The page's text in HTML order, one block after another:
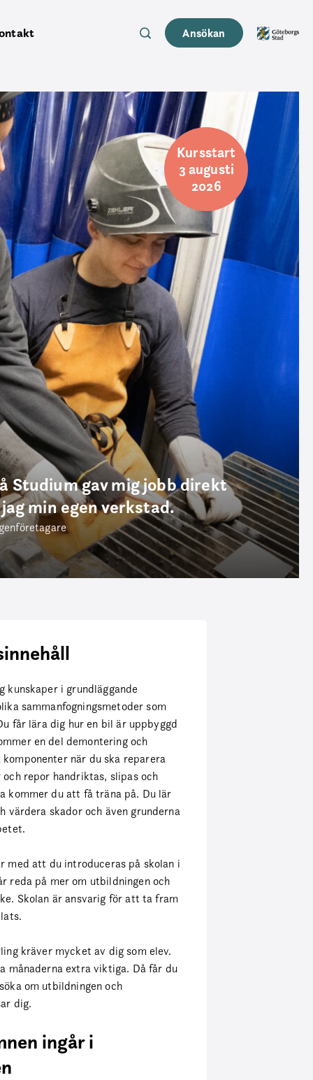
Ansökan
Kursstart
3 augusti
2026
Studium gav mig jobb direkt
min egen verkstad.
kunskaper i grundläggande
sammanfogningsmetoder som
får lära dig hur en bil är uppbyggd
en del demontering och
när du ska reparera
repor handriktas, slipas och
kommer du att få träna på. Du lär
värdera skador och även grunderna
med att du introduceras på skolan i
reda på mer om utbildningen och
Skolan är ansvarig för att ta fram
kräver mycket av dig som elev.
månaderna extra viktiga. Då får du
om utbildningen och
dig.
ingår i